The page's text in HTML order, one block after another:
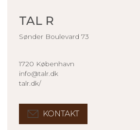
TAL R
Sønder Boulevard 73
1720 København
info@talr.dk
talr.dk/
KONTAKT